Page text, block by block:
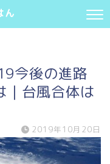
ん
今後の進路
｜台風合体は
2019年10月20日